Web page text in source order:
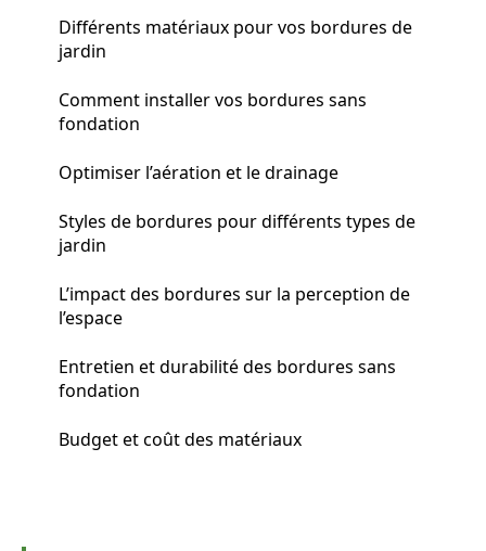
Différents matériaux pour vos bordures de
jardin
Comment installer vos bordures sans
fondation
Optimiser l’aération et le drainage
Styles de bordures pour différents types de
jardin
L’impact des bordures sur la perception de
l’espace
Entretien et durabilité des bordures sans
fondation
Budget et coût des matériaux